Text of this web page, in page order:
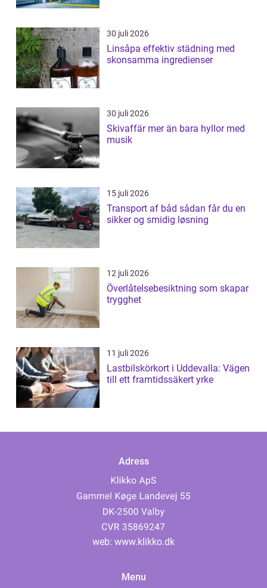
30 juli 2026
Linsåpa effektiv städning med
skonsamma ingredienser
30 juli 2026
Skivaffär mer än bara hyllor med
musik
15 juli 2026
Transport af båd sådan får du en
sikker og smidig løsning
12 juli 2026
Överlåtelsebesiktning som skapar
trygghet
11 juli 2026
Lastbilskörkort i Uddevalla: Vägen
till ett framtidssäkert yrke
Adress
web: www.klikko.dk
Menu